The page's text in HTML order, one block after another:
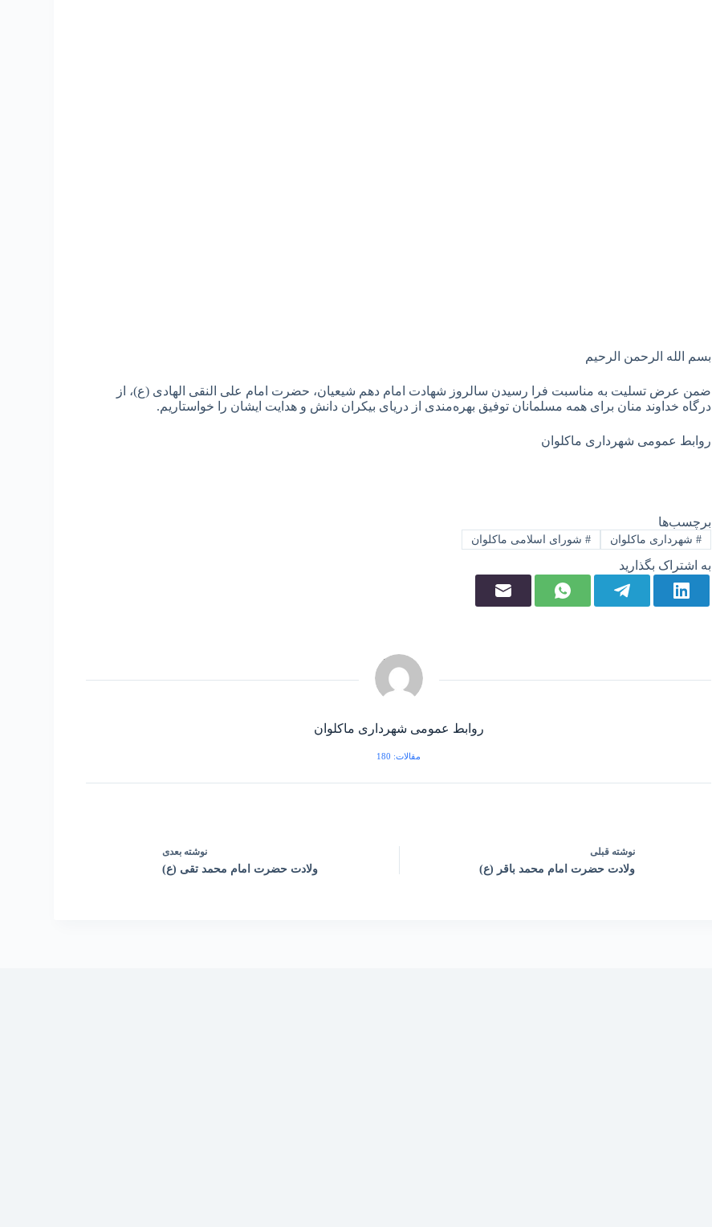
بسم الله الرحمن الرحیم
ضمن عرض تسلیت به مناسبت فرا رسیدن سالروز شهادت امام دهم شیعیان، حضرت امام علی النقی الهادی (ع)، از
درگاه خداوند منان برای همه مسلمانان توفیق بهره‌مندی از دریای بیکران دانش و هدایت ایشان را خواستاریم.
روابط عمومی شهرداری ماکلوان
برچسب‌ها
#شهرداری ماکلوان #شورای اسلامی ماکلوان
به اشتراک بگذارید
روابط عمومی شهرداری ماکلوان
مقالات: 180
نوشته قبلی
ولادت حضرت امام محمد باقر (ع)
نوشته بعدی
ولادت حضرت امام محمد تقی (ع)